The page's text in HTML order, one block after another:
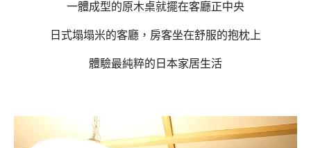
一體成型的原木桌就擺在客廳正中央
日式塌塌米的客廳，房客坐在舒服的抱枕上
體驗最純粹的日本家居生活